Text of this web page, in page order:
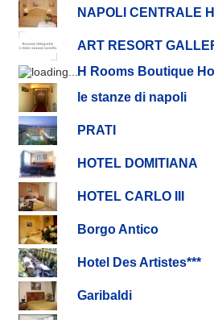
NAPOLI CENTRALE
ART RESORT
H Rooms Boutique
le stanze di napoli
PRATI
HOTEL DOMITIANA
HOTEL CARLO III
Borgo Antico
Hotel Des Artistes***
Garibaldi